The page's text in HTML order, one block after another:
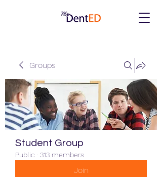
Groups
Student Group
Public · 313 members
Join